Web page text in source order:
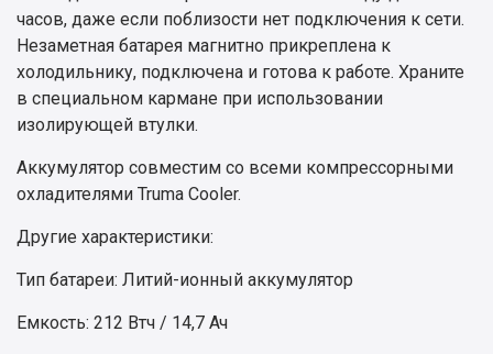
часов, даже если поблизости нет подключения к сети.
Незаметная батарея магнитно прикреплена к
холодильнику, подключена и готова к работе. Храните
в специальном кармане при использовании
изолирующей втулки.
Аккумулятор совместим со всеми компрессорными
охладителями Truma Cooler.
Другие характеристики:
Тип батареи: Литий-ионный аккумулятор
Емкость: 212 Втч / 14,7 Ач